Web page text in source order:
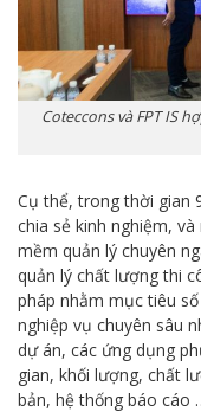
Coteccons và FPT IS
Cụ thể, trong thời gian
chia sẻ kinh nghiệm,
mềm quản lý chuyên
quản lý chất lượng thi
pháp nhằm mục tiêu
nghiệp vụ chuyên sâu
dự án, các ứng dụng
gian, khối lượng, chất
bản, hệ thống báo cáo